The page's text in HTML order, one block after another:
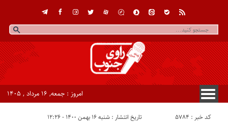
امروز : جمعه, ۱۶ مرداد , ۱۴۰۵
کد خبر : 5784 تاریخ انتشار : شنبه ۱۶ بهمن ۱۴۰۰ - ۱۲:۲۶